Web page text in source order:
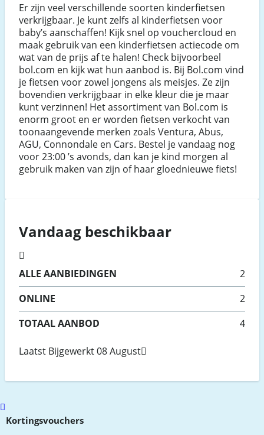
Er zijn veel verschillende soorten kinderfietsen
verkrijgbaar. Je kunt zelfs al kinderfietsen voor
baby’s aanschaffen! Kijk snel op vouchercloud en
maak gebruik van een kinderfietsen actiecode om
wat van de prijs af te halen! Check bijvoorbeel
bol.com en kijk wat hun aanbod is. Bij Bol.com vind
je fietsen voor zowel jongens als meisjes. Ze zijn
bovendien verkrijgbaar in elke kleur die je maar
kunt verzinnen! Het assortiment van Bol.com is
enorm groot en er worden fietsen verkocht van
toonaangevende merken zoals Ventura, Abus,
AGU, Connondale en Cars. Bestel je vandaag nog
voor 23:00 ’s avonds, dan kan je kind morgen al
gebruik maken van zijn of haar gloednieuwe fiets!
Vandaag beschikbaar
ALLE AANBIEDINGEN
2
ONLINE
2
TOTAAL AANBOD
4
Laatst Bijgewerkt 08 August
Scroll
toKortingsvouchers